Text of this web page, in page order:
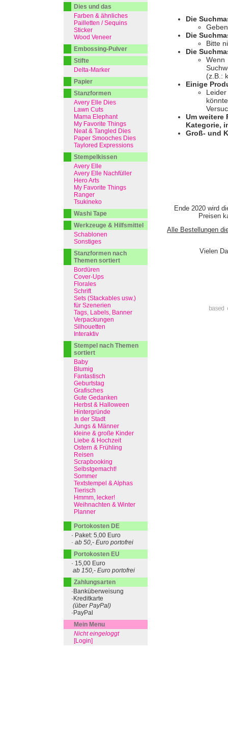
Die
Die
Bitte
Die
(z.B.:
Einige
Um weitere
Kategorie,
Groß- und
Ende 2020 wird
Preisen
Alle Bestellungen
Vielen
Dies und das
Farben & ähnliches
Pailletten / Sequins
Sticker
Wood Veneer
Embossing-Pulver
Stifte
Delta-Marker
Papier
Stanzformen
Avery Elle Dies
Lawn Cuts
Mama Elephant
My Favorite Things
Neat & Tangled Dies
Paper Smooches Dies
Taylored Expressions
Stempelkissen
Avery Elle
Avery Elle Nachfüller
Hero Arts
My Favorite Things
Ranger
Tsukineko
Washi Tape
Werkzeuge & Hilfsmittel
Schablonen
Sonstiges
Stanzformen nach
Themen sortiert
Bordüren
Cover-Ups
Florales
Schrift
Sets (Stackables usw.)
für Szenerien
Tags, Labels, Banner
Verpackungen
Silhouetten
Interaktiv
Stempel nach Themen
sortiert
Baby
Blumig
Fantastisch
Geburtstag
Grafisches
Gute Gedanken
Herbst & Halloween
Hintergründe
In der Stadt
Jungs & Männer
kleine & große Kinder
Liebe & Hochzeit
Ostern & Frühling
Reisen
Scrapbooking
Selbstgemacht!
Sommer
Textstempel & Alphas
Tierisch
Hmmm, lecker!
Weihnachten & Winter
Planner
Portokosten DE
· Paket: 5,00 Euro
· ab 50,- Euro portofrei
Portokosten EU
· 15,00 Euro
ab 150,- Euro portofrei
Zahlungsarten
·Banküberweisung
·Kreditkarte
(über PayPal)
·PayPal
Mein Menu
Nicht eingeloggt
[Login]